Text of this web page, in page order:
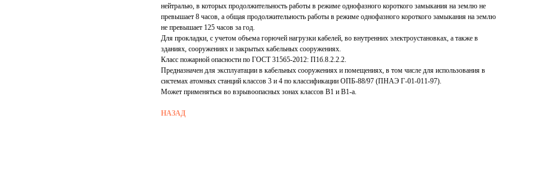
нейтралью, в которых продолжительность работы в режиме однофазного короткого замыкания на землю не
превышает 8 часов, а общая продолжительность работы в режиме однофазного короткого замыкания на землю
не превышает 125 часов за год.
Для прокладки, с учетом объема горючей нагрузки кабелей, во внутренних электроустановках, а также в
зданиях, сооружениях и закрытых кабельных сооружениях.
Класс пожарной опасности по ГОСТ 31565-2012: П1б.8.2.2.2.
Предназначен для эксплуатации в кабельных сооружениях и помещениях, в том числе для использования в
системах атомных станций классов 3 и 4 по классификации ОПБ-88/97 (ПНАЭ Г-01-011-97).
Может применяться во взрывоопасных зонах классов В1 и В1-а.
НАЗАД